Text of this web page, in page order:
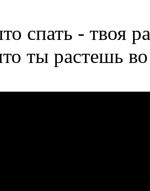
спать - твоя
ты растешь